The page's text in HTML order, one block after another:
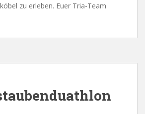
zu erleben. Euer Tria-Team